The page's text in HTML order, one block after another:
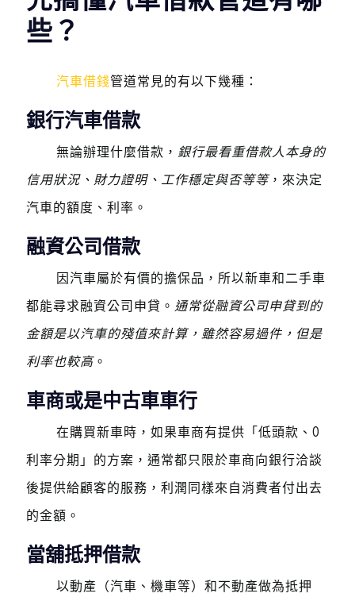
些？
汽車借錢管道常見的有以下幾種：
銀行汽車借款
無論辦理什麼借款， 銀行最看重借款人本身的
信用狀況、財力證明、工作穩定與否等等，來決定
汽車的額度、利率。
融資公司借款
因汽車屬於有價的擔保品，所以新車和二手車
都能尋求融資公司申貸。 通常從融資公司申貸到的
金額是以汽車的殘值來計算，雖然容易過件，但是
利率也較高。
車商或是中古車車行
在購買新車時，如果車商有提供「低頭款、0
利率分期」的方案，通常都只限於車商向銀行洽談
後提供給顧客的服務，利潤同樣來自消費者付出去
的金額。
當舖抵押借款
以動產（汽車、機車等）和不動產做為抵押